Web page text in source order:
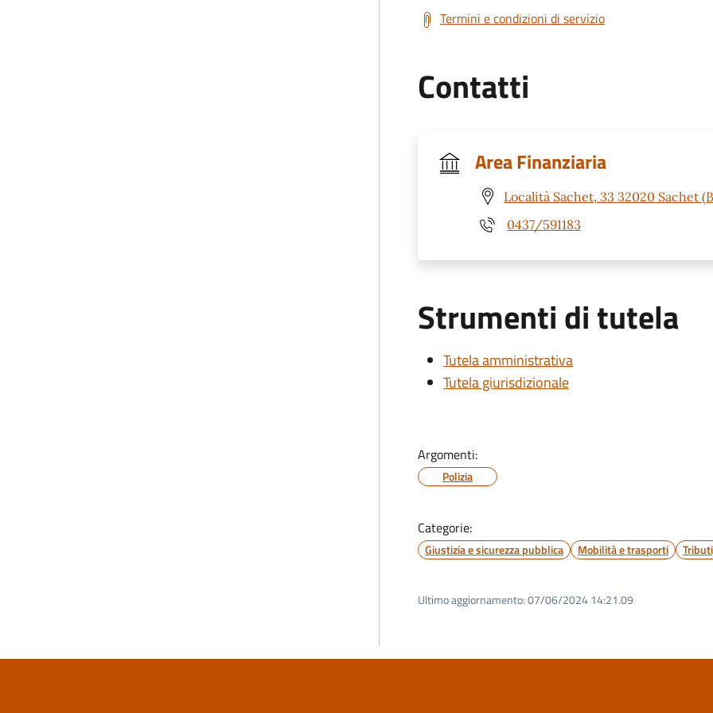
Termini e condizioni di servizio
Contatti
Area Finanziaria
Località Sachet, 33 32020 Sachet
0437/591183
Strumenti di tutela
Tutela amministrativa
Tutela giurisdizionale
Argomenti:
Polizia
Categorie:
Giustizia e sicurezza pubblica Mobilità e trasporti
Ultimo aggiornamento:07/06/2024 14:21.09